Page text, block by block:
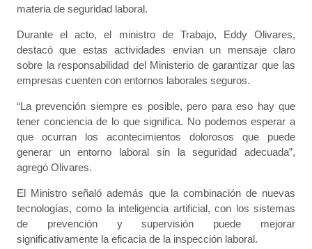
materia de seguridad laboral.
Durante el acto, el ministro de Trabajo, Eddy Olivares,
destacó que estas actividades envían un mensaje claro
sobre la responsabilidad del Ministerio de garantizar que las
empresas cuenten con entornos laborales seguros.
“La prevención siempre es posible, pero para eso hay que
tener conciencia de lo que significa. No podemos esperar a
que ocurran los acontecimientos dolorosos que puede
generar un entorno laboral sin la seguridad adecuada”,
agregó Olivares.
El Ministro señaló además que la combinación de nuevas
tecnologías, como la inteligencia artificial, con los sistemas
de prevención y supervisión puede mejorar
significativamente la eficacia de la inspección laboral.